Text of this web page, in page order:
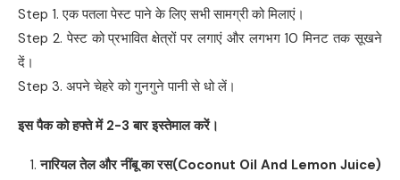
Step 1. एक पतला पेस्ट पाने के लिए सभी सामग्री को मिलाएं।
Step 2. पेस्ट को प्रभावित क्षेत्रों पर लगाएं और लगभग 10 मिनट तक सूखने
दें।
Step 3. अपने चेहरे को गुनगुने पानी से धो लें।
इस पैक को हफ्ते में2-3बार इस्तेमाल करें।
नारियल तेल और नींबू का रस(Coconut Oil And Lemon Juice)